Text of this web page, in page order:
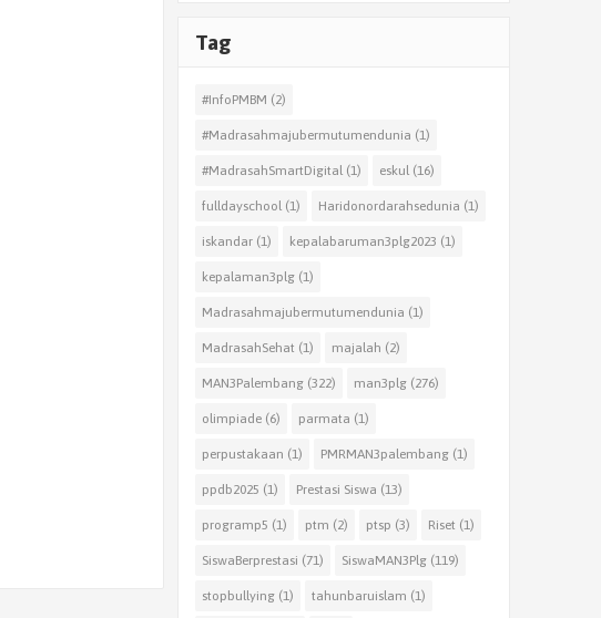
Tag
#InfoPMBM (2)
#Madrasahmajubermutumendunia (1)
#MadrasahSmartDigital (1) eskul (16)
fulldayschool (1) Haridonordarahsedunia (1)
iskandar (1) kepalabaruman3plg2023 (1)
kepalaman3plg (1)
Madrasahmajubermutumendunia (1)
MadrasahSehat (1) majalah (2)
MAN3Palembang (322) man3plg (276)
olimpiade (6) parmata (1)
perpustakaan (1) PMRMAN3palembang (1)
ppdb2025 (1) Prestasi Siswa (13)
programp5 (1) ptm (2) ptsp (3) Riset (1)
SiswaBerprestasi (71) SiswaMAN3Plg (119)
stopbullying (1) tahunbaruislam (1)